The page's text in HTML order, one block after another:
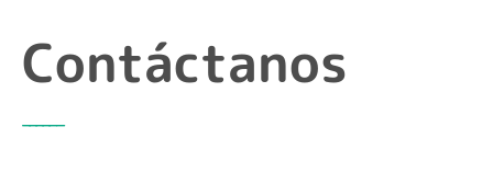
Contáctanos